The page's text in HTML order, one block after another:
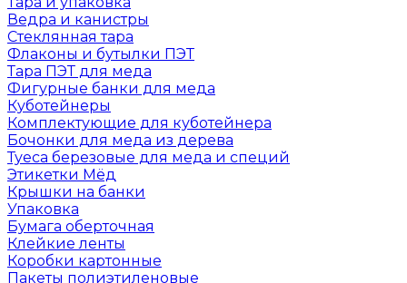
Ведра и канистры
Стеклянная тара
Флаконы и бутылки ПЭТ
Тара ПЭТ для меда
Фигурные банки для меда
Куботейнеры
Комплектующие для куботейнера
Бочонки для меда из дерева
Туеса березовые для меда и специй
Этикетки Мёд
Крышки на банки
Упаковка
Бумага оберточная
Клейкие ленты
Коробки картонные
Пакеты полиэтиленовые